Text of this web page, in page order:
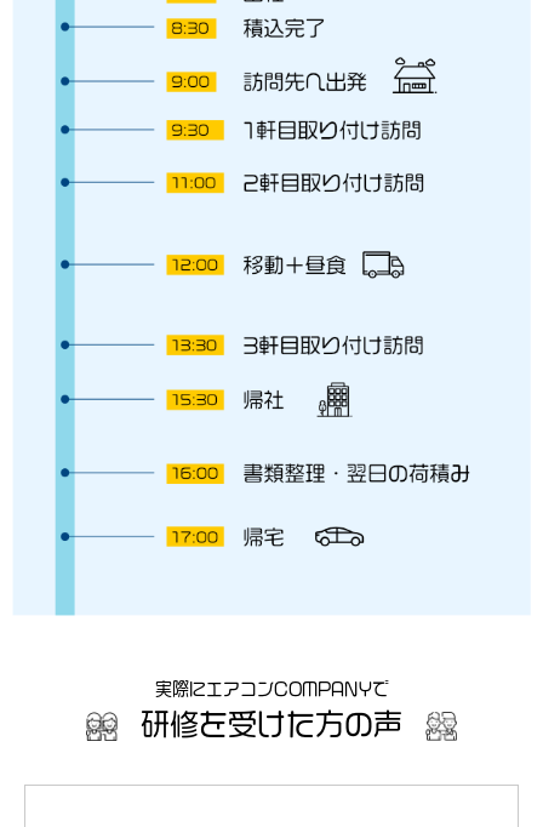
実際にエアコンCOMPANYで
研修を受けた方の声